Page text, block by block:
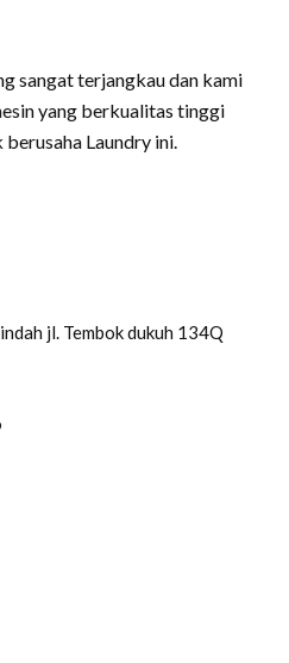
sangat terjangkau dan kami
yang berkualitas tinggi
Laundry ini.
jl. Tembok dukuh 134Q